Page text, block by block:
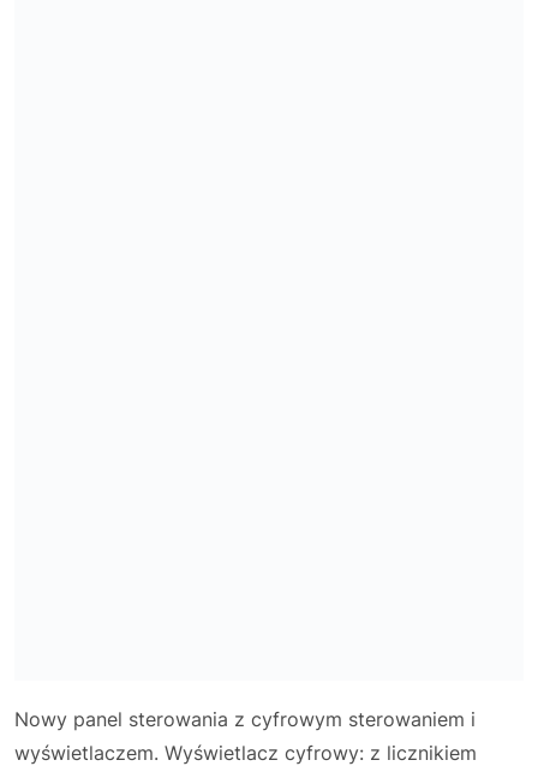
Nowy panel sterowania z cyfrowym sterowaniem i
wyświetlaczem. Wyświetlacz cyfrowy: z licznikiem